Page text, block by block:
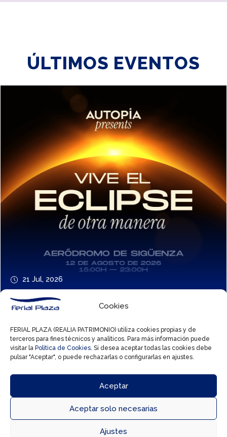
Cookies
FERIAL PLAZA (REALIA PATRIMONIO) utiliza cookies propias y de
terceros para fines técnicos y analíticos. Para más información puede
visitar la Política de Cookies. Si desea aceptar todas las cookies debe
pulsar "Aceptar", o puede rechazarlas o configurarlas en ajustes.
Aceptar
Aceptar solo necesarias
Ajustes
ÚLTIMOS EVENTOS
21 Jul, 2026
Vive el eclipse de otra manera con Autopía